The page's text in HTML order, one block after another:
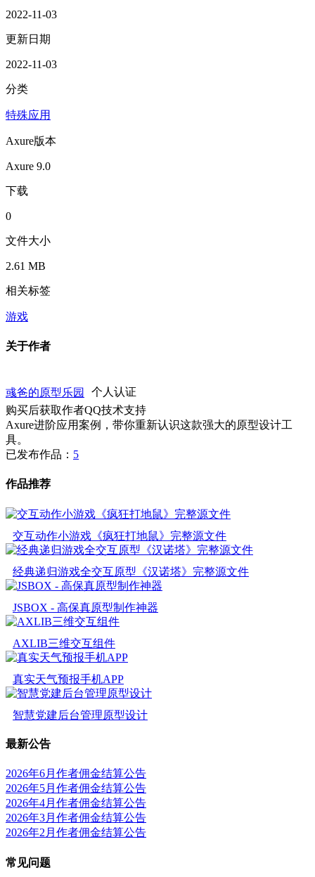
2022-11-03
更新日期
2022-11-03
分类
特殊应用
Axure版本
Axure 9.0
下载
0
文件大小
2.61 MB
相关标签
游戏
关于作者
彧爸的原型乐园
个人认证
购买后获取作者QQ技术支持
Axure进阶应用案例，带你重新认识这款强大的原型设计工
具。
已发布作品： 5
作品推荐
交互动作小游戏《疯狂打地鼠》完整源文件
经典递归游戏全交互原型《汉诺塔》完整源文件
JSBOX - 高保真原型制作神器
AXLIB三维交互组件
真实天气预报手机APP
智慧党建后台管理原型设计
最新公告
2026年6月作者佣金结算公告
2026年5月作者佣金结算公告
2026年4月作者佣金结算公告
2026年3月作者佣金结算公告
2026年2月作者佣金结算公告
常见问题